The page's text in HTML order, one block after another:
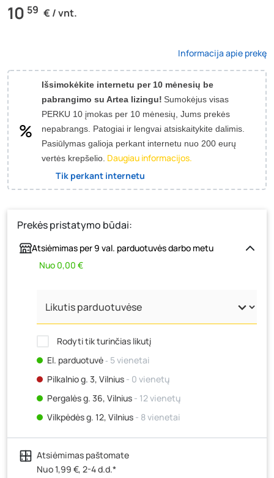
10 59 € / vnt.
Informacija apie prekę
Išsimokėkite internetu per 10 mėnesių be
pabrangimo su Artea lizingu! Sumokėjus visas
PERKU 10 įmokas per 10 mėnesių, Jums prekės
nepabrangs. Patogiai ir lengvai atsiskaitykite dalimis.
Pasiūlymas galioja perkant internetu nuo 200 eurų
vertės krepšelio. Daugiau informacijos.
Tik perkant internetu
Prekės pristatymo būdai:
Atsiėmimas per 9 val. parduotuvės darbo metu
Nuo 0,00 €
Rodyti tik turinčias likutį
El. parduotuvė‐ 5 vienetai
Pilkalnio g. 3, Vilnius - 0 vienetų
Pergalės g. 36, Vilnius - 12 vienetų
Vilkpėdės g. 12, Vilnius - 8 vienetai
Ateities g. 15, Vilnius- 13 vienetų
Kauno r., Narsiečių k., Vytauto g. 183, Kaunas
vienetų
Atsiėmimas paštomate
Nuo 1,99 €, 2-4 d.d.*